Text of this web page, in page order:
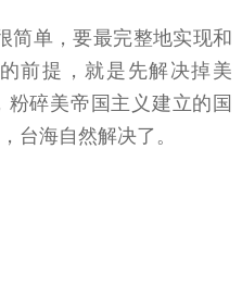
简单，要最完整地实现和
前提，就是先解决掉美
碎美帝国主义建立的国
台海自然解决了。